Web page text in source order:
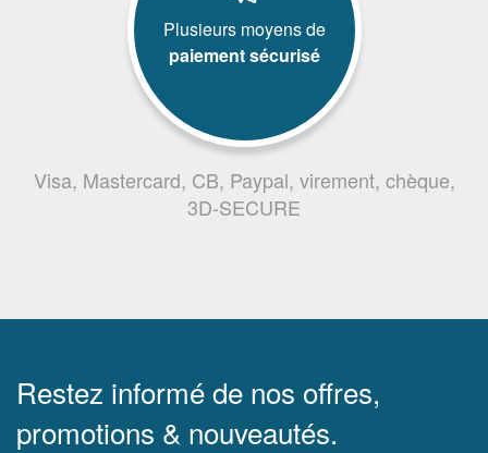
Plusieurs moyens de
paiement sécurisé
Visa, Mastercard, CB, Paypal, virement, chèque,
3D-SECURE
Restez informé de nos offres,
promotions & nouveautés.